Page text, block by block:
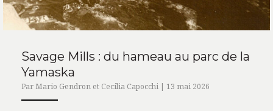
Savage Mills : du hameau au parc de la
Yamaska
Par Mario Gendron et Cecilia Capocchi | 13 mai 2026